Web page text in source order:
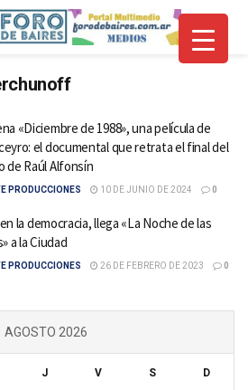
«Diciembre de 1988», una película de
el documental que retrata el final del
de Raúl Alfonsín
PRODUCCIONES 10 DE JUNIO DE 2024 0
la democracia, llega «La Noche de las
a la Ciudad
PRODUCCIONES 26 DE FEBRERO DE 2023 0
AGOSTO 2026
J V S D